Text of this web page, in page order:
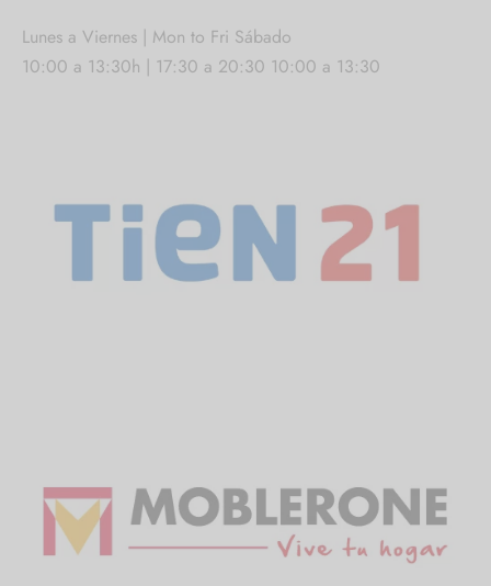
Lunes a Viernes | Mon to Fri Sábado
10:00 a 13:30h | 17:30 a 20:30 10:00 a 13:30